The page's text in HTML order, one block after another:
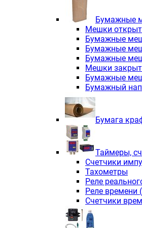
Трехфазные
Независимая
Экономичные
Компактные
Компактные
Вибраторы
Вариаторы
Бумажные
Мешки
Бумажные
Бумажные
Бумажные
Мешки
Бумажные
Бумажный
Бумага
Таймеры,
Счетчики
Тахометры
Реле
Реле времени
Счетчики